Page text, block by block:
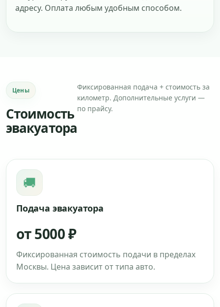
адресу. Оплата любым удобным способом.
Цены
Стоимость
эвакуатора
Фиксированная подача + стоимость за
километр. Дополнительные услуги —
по прайсу.
🚚
Подача эвакуатора
от 5000 ₽
Фиксированная стоимость подачи в пределах
Москвы. Цена зависит от типа авто.